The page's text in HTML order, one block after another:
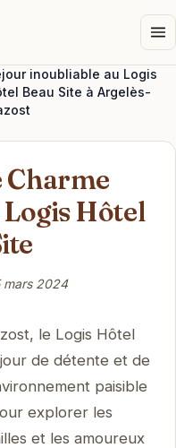
inoubliable au Logis
Beau Site à Argelès-
Charme
Hôtel
mars 2024
le Logis Hôtel
de détente et de
paisible
explorer les
et les amoureux